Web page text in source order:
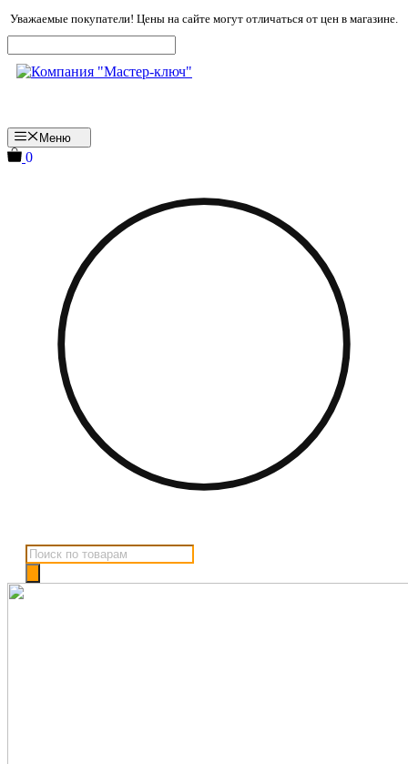
Перейти
к
содержимому
Уважаемые покупатели! Цены на сайте могут отличаться от цен в магазине.
Меню
0
Поиск
товаров